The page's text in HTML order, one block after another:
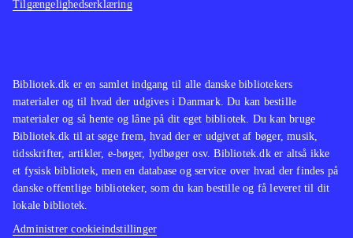
dette 3. spil med mange gode
disse Anime/Manga-baserede spil, og
fans af genren får "Bang for the
Bucks" med dette langtidsholdbare
spil. Et must buy for bibliotekerne
efter min mening.
Bibliotek.dk er en samlet indgang til alle danske bibliotekers
materialer og til hvad der udgives i Danmark. Du kan bestille
materialer og så hente og låne på dit eget bibliotek. Du kan bruge
Bibliotek.dk til at søge frem, hvad der er udgivet af bøger, musik,
tidsskrifter, artikler, e-bøger, lydbøger osv. Bibliotek.dk er altså ikke
et fysisk bibliotek, men en database og service over hvad der findes på
danske offentlige biblioteker, som du kan bestille og få leveret til dit
lokale bibliotek.
Administrer cookieindstillinger
Tilgængelighedserklæring